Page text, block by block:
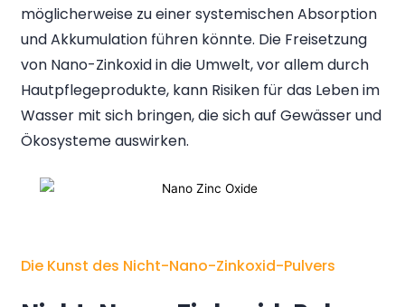
möglicherweise zu einer systemischen Absorption
und Akkumulation führen könnte. Die Freisetzung
von Nano-Zinkoxid in die Umwelt, vor allem durch
Hautpflegeprodukte, kann Risiken für das Leben im
Wasser mit sich bringen, die sich auf Gewässer und
Ökosysteme auswirken.
Die Kunst des Nicht-Nano-Zinkoxid-Pulvers